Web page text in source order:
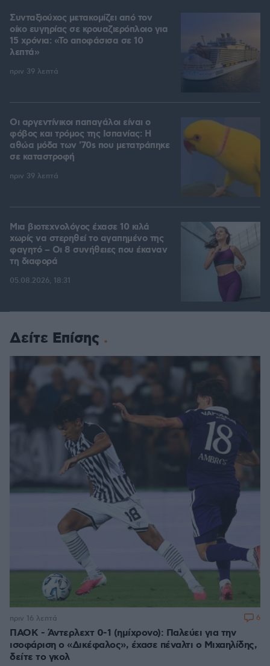
Συνταξιούχος μετακομίζει από τον
οίκο ευγηρίας σε κρουαζιερόπλοιο για
15 χρόνια: «Το αποφάσισα σε 10
λεπτά»
πριν 39 λεπτά
Οι αργεντίνικοι παπαγάλοι είναι ο
φόβος και τρόμος της Ισπανίας: Η
αθώα μόδα των '70s που μετατράπηκε
σε καταστροφή
πριν 39 λεπτά
Μια βιοτεχνολόγος έχασε 10 κιλά
χωρίς να στερηθεί το αγαπημένο της
φαγητό – Οι 8 συνήθειες που έκαναν
τη διαφορά
05.08.2026, 18:31
Δείτε Επίσης
ΠΑΟΚ - Άντερλεχτ 0-1 (ημίχρονο): Παλεύει για την
ισοφάριση ο «Δικέφαλος», έχασε πέναλτι ο Μιχαηλίδης,
δείτε το γκολ
πριν 16 λεπτά 6